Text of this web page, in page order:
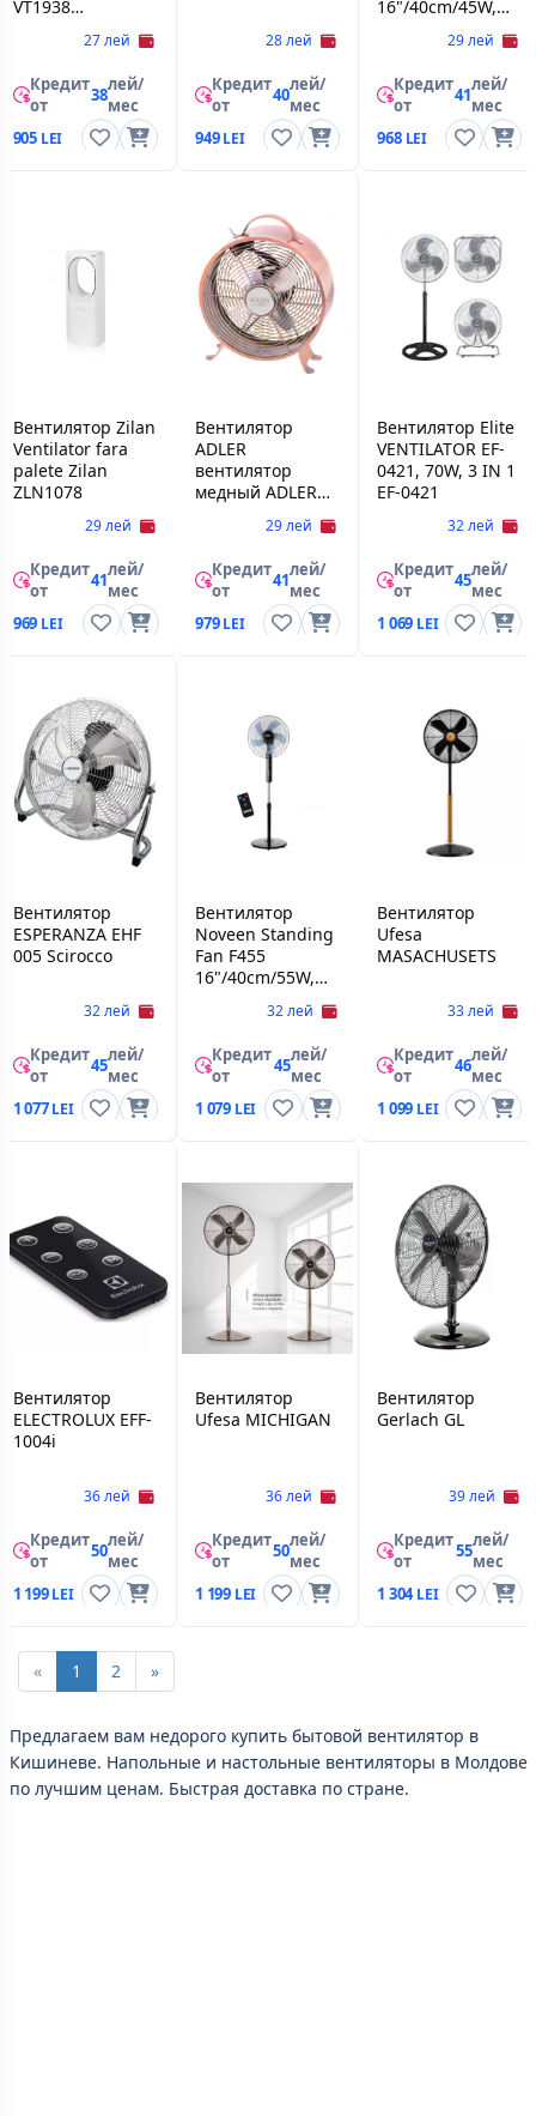
VT1938
50**Цвет:27 лей
Кредит
от
38лей/
мес
905
28 лей
Кредит
от
40лей/
мес
949
16"/40cm/45W,
29 лей
Кредит
от
41лей/
мес
968
Вентилятор Zilan
Ventilator fara
palete Zilan
ZLN1078
29 лей
Кредит
от
41лей/
мес
969
Вентилятор
ADLER
вентилятор
медный ADLER
29 лей
Кредит
от
41лей/
мес
979
Вентилятор Elite
VENTILATOR EF-
0421, 70W, 3 IN 1
EF-0421
32 лей
Кредит
от
45лей/
мес
1 069
Вентилятор
ESPERANZA EHF
005 Scirocco
32 лей
Кредит
от
45лей/
мес
1 077
Вентилятор
Noveen Standing
Fan F455
16"/40cm/55W,
32 лей
Кредит
от
45лей/
мес
1 079
Вентилятор
Ufesa
MASACHUSETS
33 лей
Кредит
от
46лей/
мес
1 099
Вентилятор
ELECTROLUX EFF-
1004i
36 лей
Кредит
от
50лей/
мес
1 199
Вентилятор
Ufesa MICHIGAN
36 лей
Кредит
от
50лей/
мес
1 199
Вентилятор
Gerlach GL
39 лей
Кредит
от
55лей/
мес
1 304
« 1 2 »
Предлагаем вам недорого купить бытовой вентилятор в
Кишиневе. Напольные и настольные вентиляторы в Молдове
по лучшим ценам. Быстрая доставка по стране.